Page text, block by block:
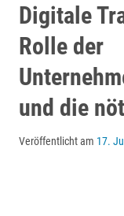
Erfahrungen
aus
der
bisherigen
Reise
Digitale
Rolle der
und die
Veröffentlicht am 17.